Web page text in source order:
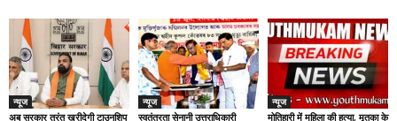
न्यूज
अब सरकार तुरंत खरीदेगी टाउनशिप
न्यूज
स्वतंत्रता सेनानी उत्तराधिकारी
न्यूज
मोतिहारी में महिला की हत्या, मृतका के